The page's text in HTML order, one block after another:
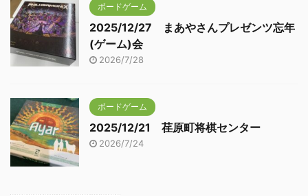
ボードゲーム
2025/12/27 まあやさんプレゼンツ忘年
(ゲーム)会
2026/7/28
ボードゲーム
2025/12/21 荏原町将棋センター
2026/7/24